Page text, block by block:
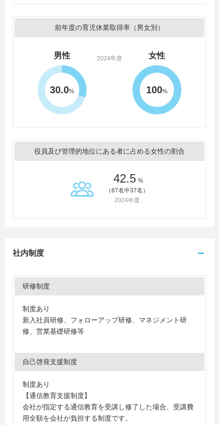
前年度の育児休業取得率（男女別）
2024年度
男性
30.0%
女性
100%
役員及び管理的地位にある者に占める女性の割合
42.5 %
（87名中37名）
2024年度
社内制度
研修制度
制度あり
新入社員研修、フォローアップ研修、マネジメント研
修、営業基礎研修等
自己啓発支援制度
制度あり
【通信教育支援制度】
会社が指定する通信教育を受講し修了した場合、受講費
用全額を会社が負担する制度です。